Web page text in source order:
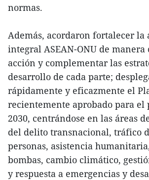
normas.
Además, acordaron fortalecer la
integral ASEAN-ONU de
acción y complementar las
desarrollo de cada parte;
rápidamente y eficazmente el
recientemente aprobado para el
2030, centrándose en las áreas
del delito transnacional, tráfico
personas, asistencia
bombas, cambio climático,
y respuesta a emergencias y